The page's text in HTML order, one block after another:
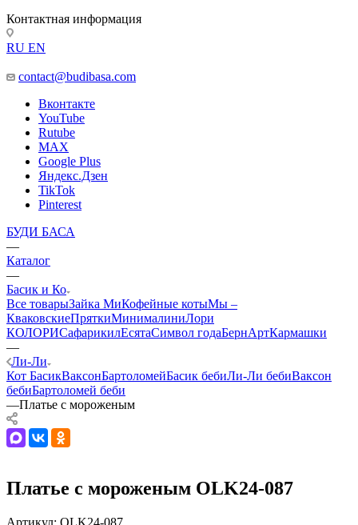
Контактная информация
RU EN
contact@budibasa.com
Вконтакте
YouTube
Rutube
MAX
Google Plus
Яндекс.Дзен
TikTok
Pinterest
БУДИ БАСА
—
Каталог
—
Басик и Ко
Все товарыЗайка МиКофейные котыМы –
КваковскиеПряткиМинималиниЛори
КОЛОРИСафарикилЕсятаСимвол годаБернАртКармашки
—
Ли-Ли
Кот БасикВаксонБартоломейБасик бебиЛи-Ли бебиВаксон
бебиБартоломей беби
—Платье с мороженым
Платье с мороженым OLK24-087
Артикул: OLK24-087